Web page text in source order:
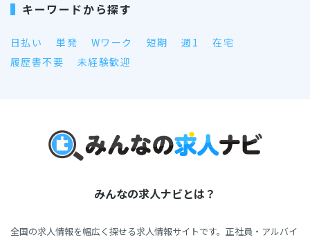
キーワードから探す
日払い 単発 Wワーク 短期 週1
在宅
履歴書不要
未経験歓迎
みんなの求人ナビとは？
全国の求人情報を幅広く探せる求人情報サイトです。正社員・アルバイ